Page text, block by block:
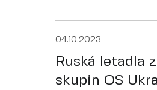
04.10.2023
Ruská letadla
skupin OS